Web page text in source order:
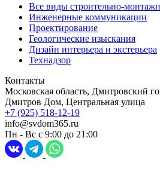
Все виды строительно-
Инженерные коммуникации
Проектирование
Геологические изыскания
Дизайн интерьера и экстерьера
Технадзор
Контакты
Московская область, Дмитровский
Дмитров Дом, Центральная улица
+7 (925) 518-12-19
info@svdom365.ru
Пн - Вс с 9:00 до 21:00